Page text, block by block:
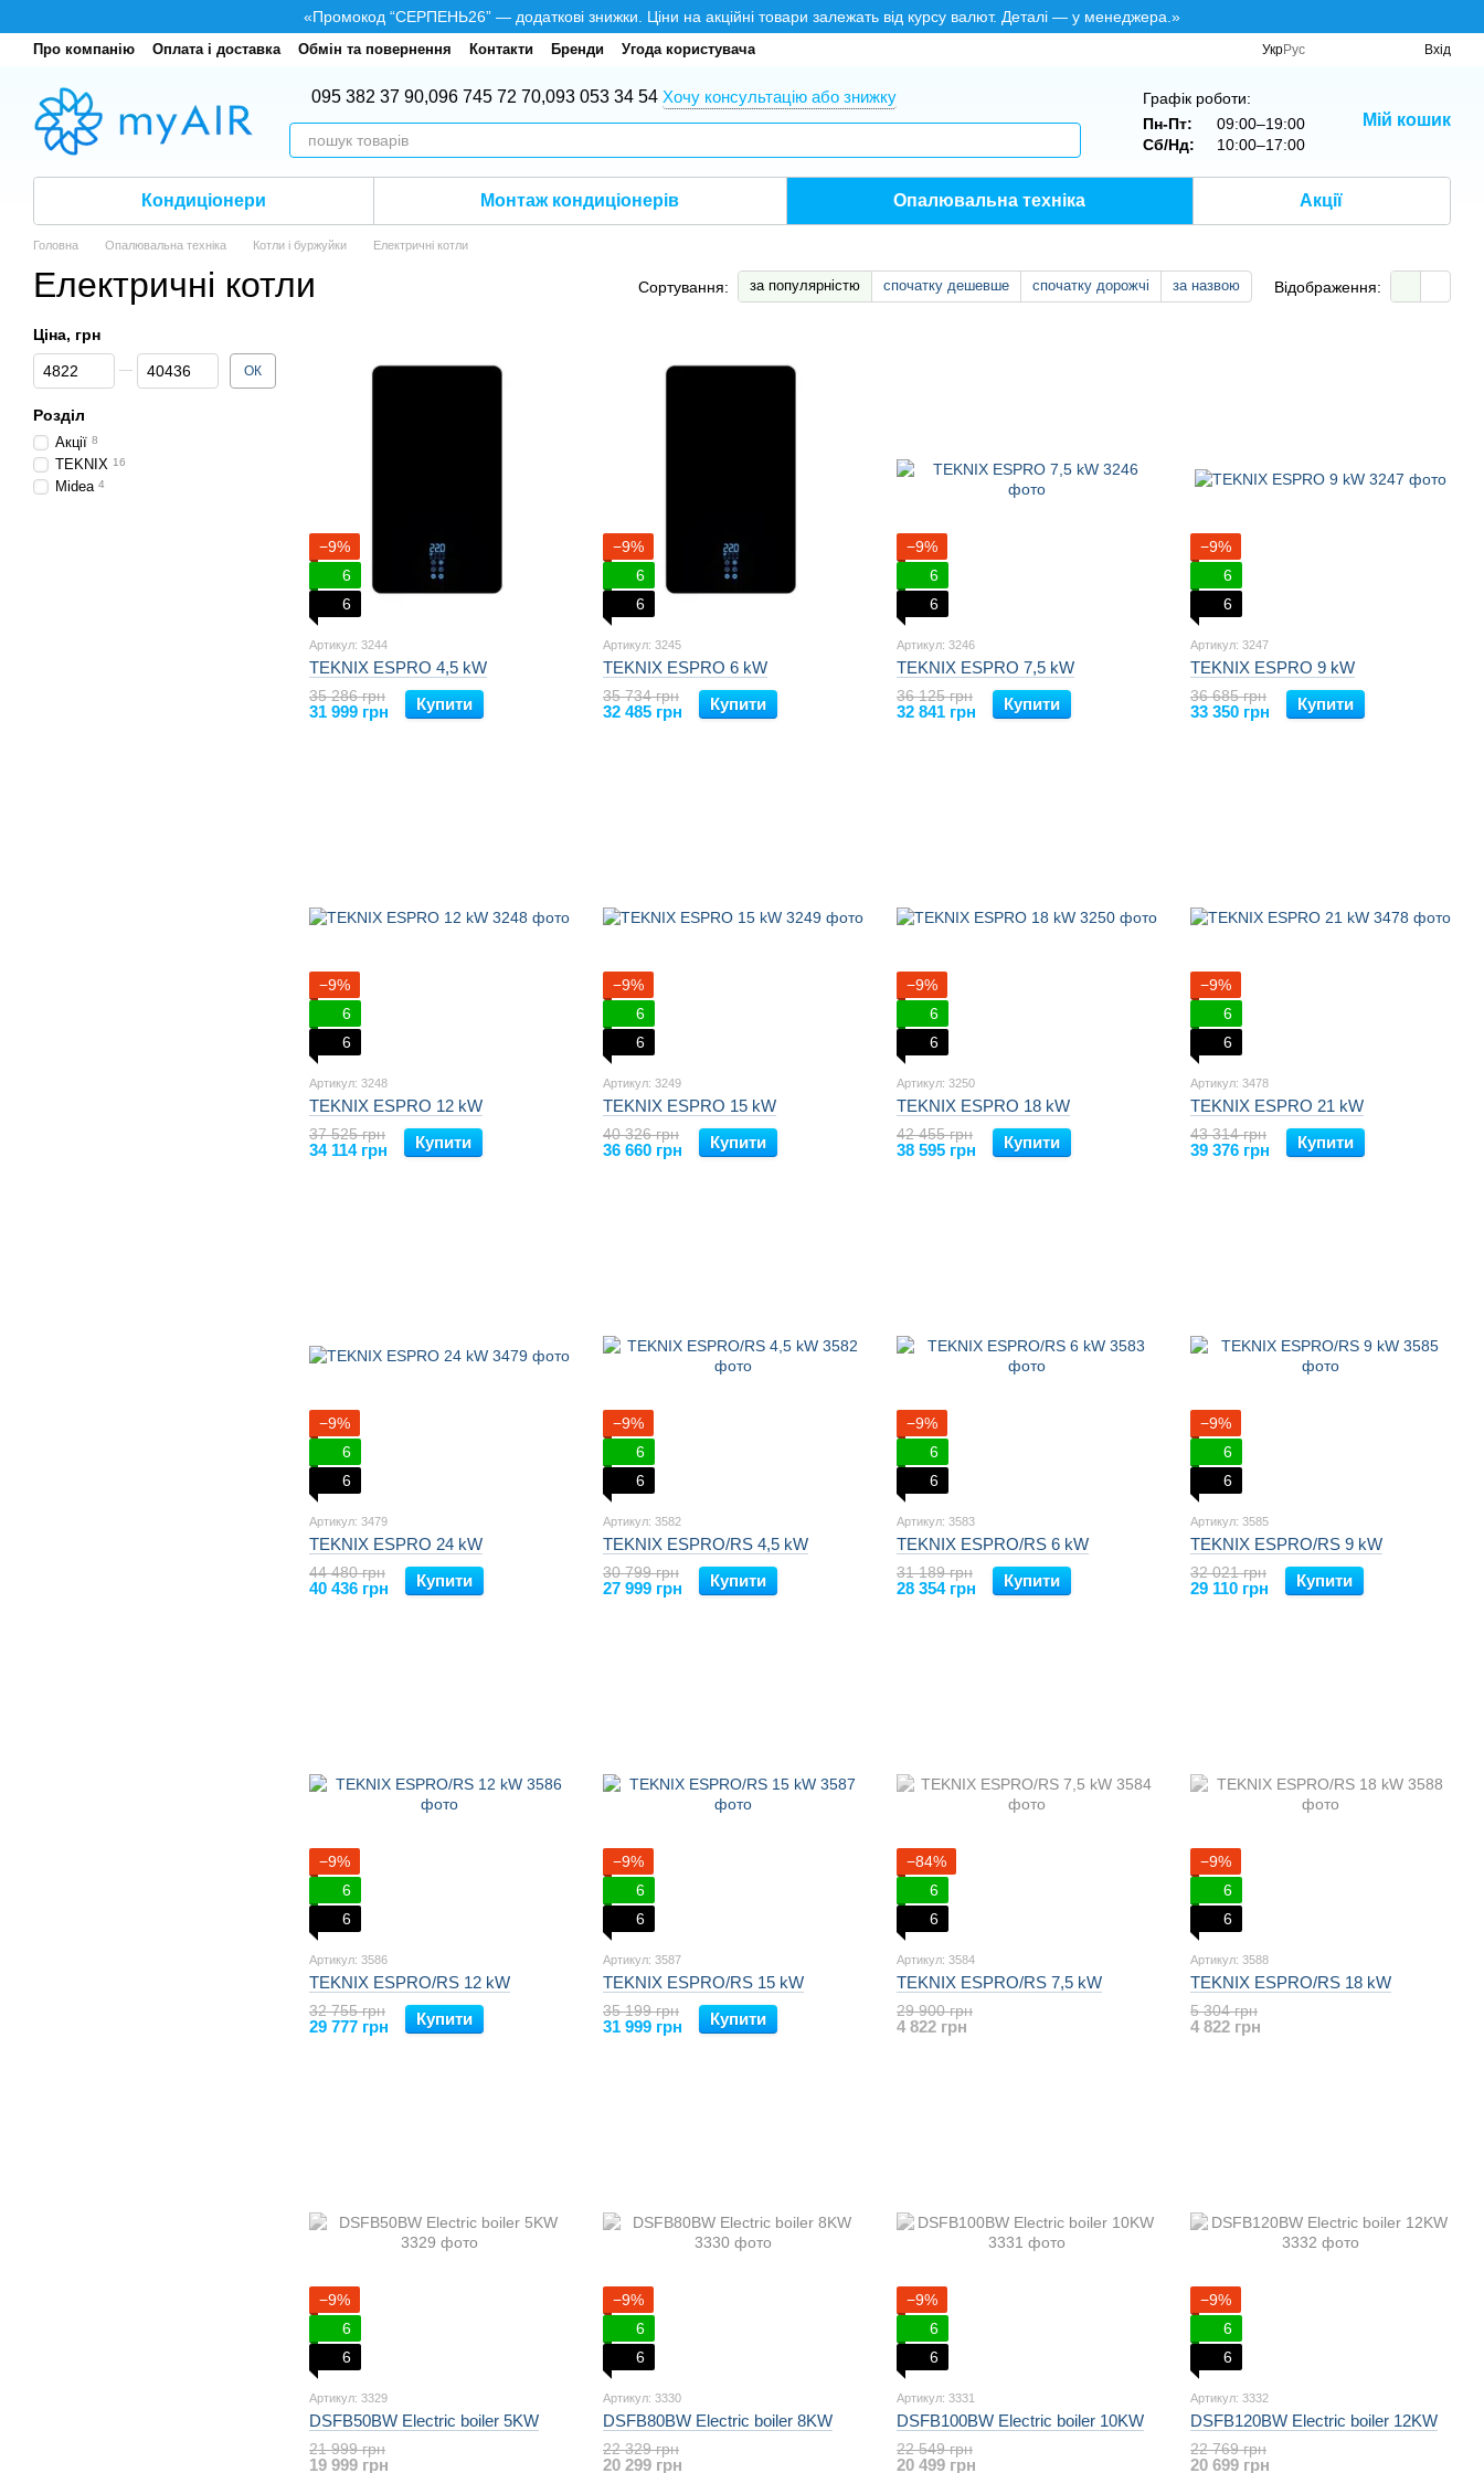
«Промокод “СЕРПЕНЬ26” — додаткові знижки. Ціни на акційні товари залежать від курсу валют. Деталі — у менеджера.»
Про компанію Оплата і доставка Обмін та повернення Контакти Бренди Угода користувача УкрРус Вхід
095 382 37 90,096 745 72 70,093 053 34 54 Хочу консультацію або знижку
Графік роботи:
Пн-Пт:
09:00–19:00
Сб/Нд:
10:00–17:00
Мій кошик
Кондиціонери Монтаж кондиціонерів Опалювальна техніка Акції
Головна Опалювальна техніка Котли і буржуйки Електричні котли
Електричні котли Сортування: за популярністю спочатку дешевше спочатку дорожчі за назвою Відображення:
−9%
6
6
Артикул: 3244
TEKNIX ESPRO 4,5 kW
35 286 грн
31 999 грн Купити
−9%
6
6
Артикул: 3245
TEKNIX ESPRO 6 kW
35 734 грн
32 485 грн Купити
−9%
6
6
Артикул: 3246
TEKNIX ESPRO 7,5 kW
36 125 грн
32 841 грн Купити
−9%
6
6
Артикул: 3247
TEKNIX ESPRO 9 kW
36 685 грн
33 350 грн Купити
−9%
6
6
Артикул: 3248
TEKNIX ESPRO 12 kW
37 525 грн
34 114 грн Купити
−9%
6
6
Артикул: 3249
TEKNIX ESPRO 15 kW
40 326 грн
36 660 грн Купити
−9%
6
6
Артикул: 3250
TEKNIX ESPRO 18 kW
42 455 грн
38 595 грн Купити
−9%
6
6
Артикул: 3478
TEKNIX ESPRO 21 kW
43 314 грн
39 376 грн Купити
−9%
6
6
Артикул: 3479
TEKNIX ESPRO 24 kW
44 480 грн
40 436 грн Купити
−9%
6
6
Артикул: 3582
TEKNIX ESPRO/RS 4,5 kW
30 799 грн
27 999 грн Купити
−9%
6
6
Артикул: 3583
TEKNIX ESPRO/RS 6 kW
31 189 грн
28 354 грн Купити
−9%
6
6
Артикул: 3585
TEKNIX ESPRO/RS 9 kW
32 021 грн
29 110 грн Купити
−9%
6
6
Артикул: 3586
TEKNIX ESPRO/RS 12 kW
32 755 грн
29 777 грн Купити
−9%
6
6
Артикул: 3587
TEKNIX ESPRO/RS 15 kW
35 199 грн
31 999 грн Купити
−84%
6
6
Артикул: 3584
TEKNIX ESPRO/RS 7,5 kW
29 900 грн
4 822 грн
−9%
6
6
Артикул: 3588
TEKNIX ESPRO/RS 18 kW
5 304 грн
4 822 грн
−9%
6
6
Артикул: 3329
DSFB50BW Electric boiler 5KW
21 999 грн
19 999 грн
−9%
6
6
Артикул: 3330
DSFB80BW Electric boiler 8KW
22 329 грн
20 299 грн
−9%
6
6
Артикул: 3331
DSFB100BW Electric boiler 10KW
22 549 грн
20 499 грн
−9%
6
6
Артикул: 3332
DSFB120BW Electric boiler 12KW
22 769 грн
20 699 грн
Ціна, грн
Від Ціна, грн
До Ціна, грн ОК
Розділ
Акції 8
TEKNIX 16
Midea 4